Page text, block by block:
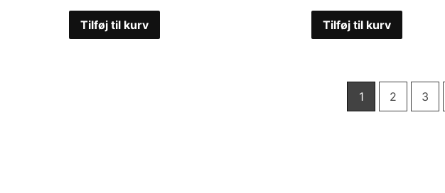
Tilføj til kurv Tilføj til kurv
1 2 3